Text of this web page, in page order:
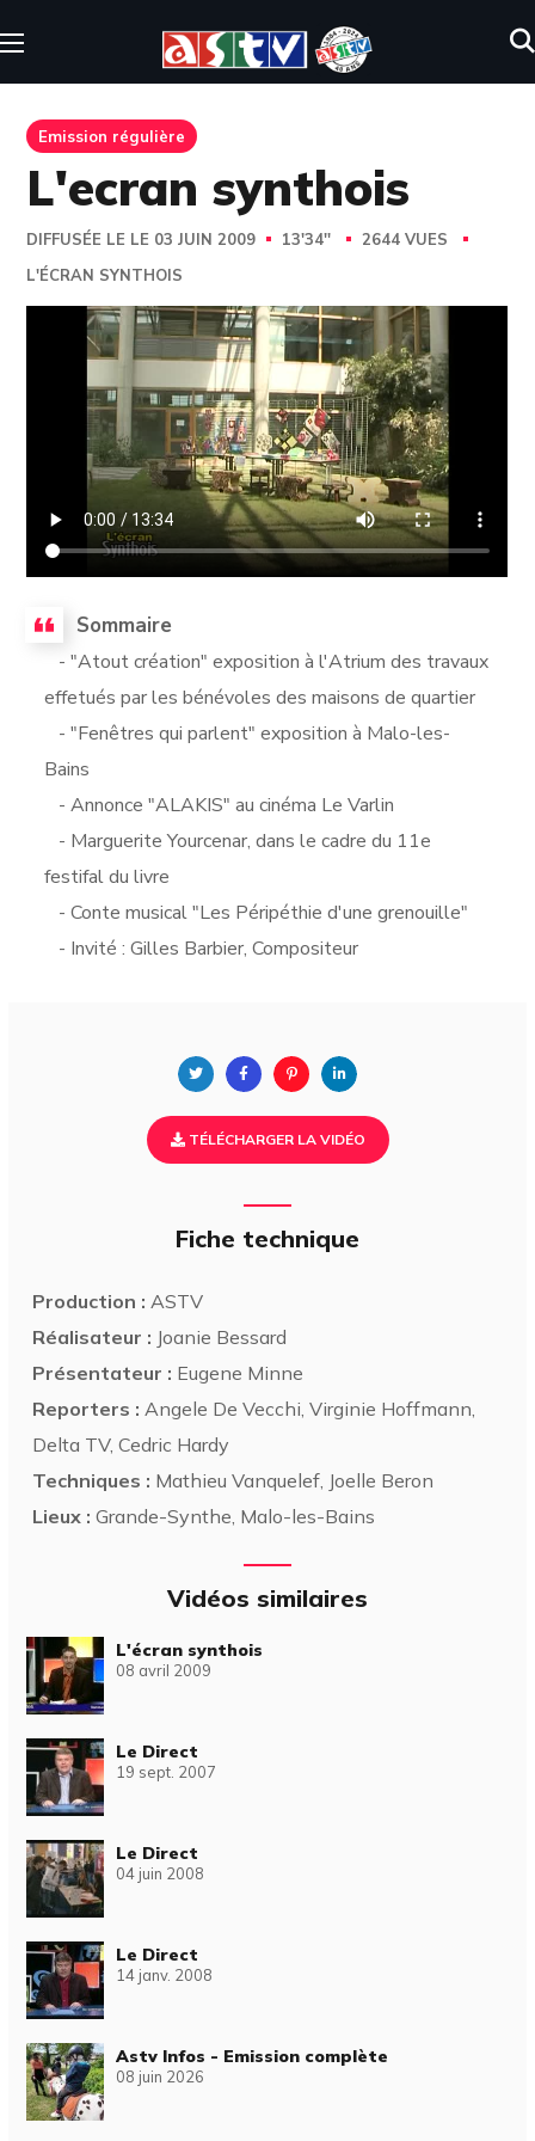
Emission régulière
L'ecran synthois
DIFFUSÉE LE LE 03 JUIN 2009 13'34''
2644 VUES
L'ÉCRAN SYNTHOIS
Sommaire
- "Atout création" exposition à l'Atrium des travaux
effetués par les bénévoles des maisons de quartier
- "Fenêtres qui parlent" exposition à Malo-les-
Bains
- Annonce "ALAKIS" au cinéma Le Varlin
- Marguerite Yourcenar, dans le cadre du 11e
festifal du livre
- Conte musical "Les Péripéthie d'une grenouille"
- Invité : Gilles Barbier, Compositeur
TÉLÉCHARGER LA VIDÉO
Fiche technique
Production : ASTV
Réalisateur : Joanie Bessard
Présentateur : Eugene Minne
Reporters : Angele De Vecchi, Virginie Hoffmann,
Delta TV, Cedric Hardy
Techniques : Mathieu Vanquelef, Joelle Beron
Lieux : Grande-Synthe, Malo-les-Bains
Vidéos similaires
L'écran synthois
08 avril 2009
Le Direct
19 sept. 2007
Le Direct
04 juin 2008
Le Direct
14 janv. 2008
Astv Infos - Emission complète
08 juin 2026